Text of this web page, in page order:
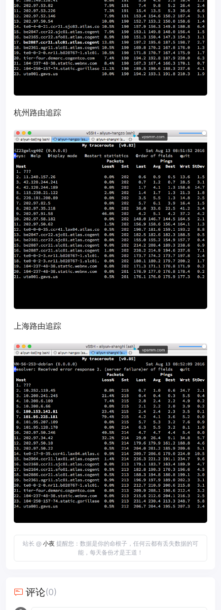
杭州路由追踪
上海路由追踪
站长 @ 小夜 提醒您：数据是你的命根子，任何云都有丢失数据的可
能，每天备份才是王道！
评论(0)